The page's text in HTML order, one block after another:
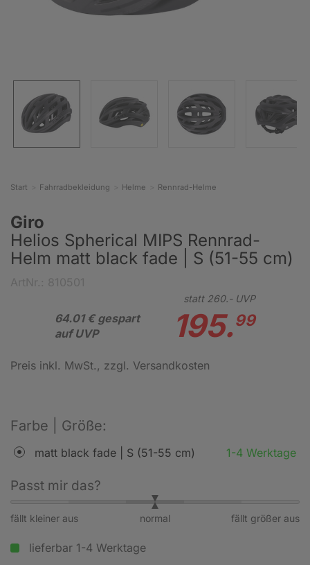
Start Fahrradbekleidung Helme Rennrad-Helme
Giro
Helios Spherical MIPS Rennrad-
Helm matt black fade | S (51-55 cm)
64.01 € gespart
auf UVP
statt 260.-UVP
195.99
Preis inkl. MwSt., zzgl. Versandkosten
Farbe | Größe:
matt black fade | S (51-55 cm) 1-4 Werktage
Passt mir das?
fällt kleiner aus fällt größer aus
normal
lieferbar 1-4 Werktage